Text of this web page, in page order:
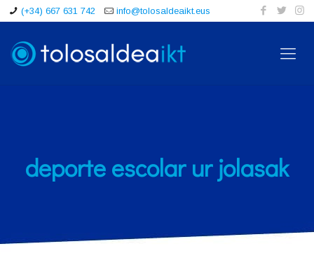
(+34) 667 631 742 info@tolosaldeaikt.eus
deporte escolar ur jolasak